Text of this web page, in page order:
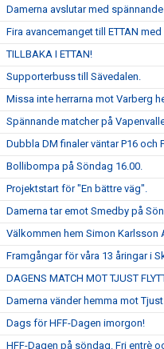
Damerna avslutar med
Fira avancemanget till ETTAN
TILLBAKA I ETTAN!
Supporterbuss till Sävedalen.
Missa inte herrarna mot Varberg
Spännande matcher på
Dubbla DM finaler väntar P16 och
Bollibompa på Söndag 16.00.
Projektstart för "En bättre väg".
Damerna tar emot Smedby på
Välkommen hem Simon Karlsson
Framgångar för våra 13 åringar i
DAGENS MATCH MOT TJUST
Damerna vänder hemma mot
Dags för HFF-Dagen imorgon!
HFF-Dagen på söndag. Fri entrè